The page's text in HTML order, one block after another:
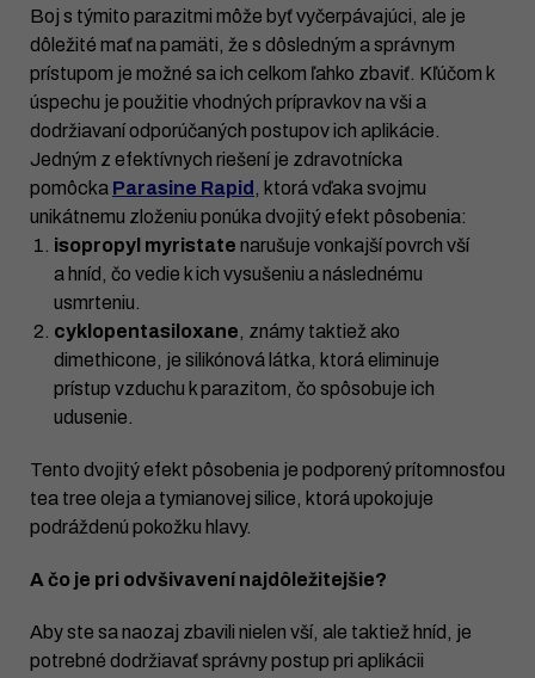
Boj s týmito parazitmi môže byť vyčerpávajúci, ale je
dôležité mať na pamäti, že s dôsledným a správnym
prístupom je možné sa ich celkom ľahko zbaviť. Kľúčom k
úspechu je použitie vhodných prípravkov na vši a
dodržiavaní odporúčaných postupov ich aplikácie.
Jedným z efektívnych riešení je zdravotnícka
pomôcka Parasine Rapid , ktorá vďaka svojmu
unikátnemu zloženiu ponúka dvojitý efekt pôsobenia:
isopropyl myristate narušuje vonkajší povrch vší
a hníd, čo vedie k ich vysušeniu a následnému
usmrteniu.
cyklopentasiloxane, známy taktiež ako
dimethicone, je silikónová látka, ktorá eliminuje
prístup vzduchu k parazitom, čo spôsobuje ich
udusenie.
Tento dvojitý efekt pôsobenia je podporený prítomnosťou
tea tree oleja a tymianovej silice, ktorá upokojuje
podráždenú pokožku hlavy.
A čo je pri odvšivavení najdôležitejšie?
Aby ste sa naozaj zbavili nielen vší, ale taktiež hníd, je
potrebné dodržiavať správny postup pri aplikácii